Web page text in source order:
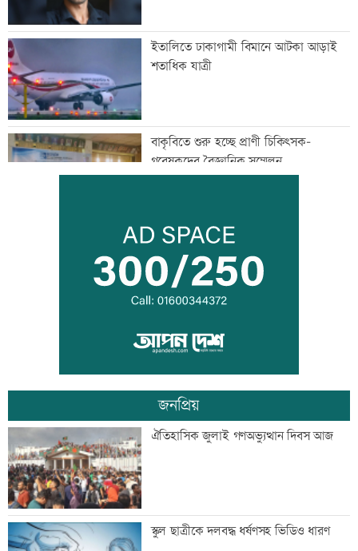
ইতালিতে ঢাকাগামী বিমানে আটকা আড়াই
শতাধিক যাত্রী
বাকৃবিতে শুরু হচ্ছে প্রাণী চিকিৎসক-
গবেষকদের বৈজ্ঞানিক সম্মেলন
বন্দরে বিস্ফোরণে একই পরিবারের ৩ জন দগ্ধ
পাঁচ আর্থিক প্রতিষ্ঠান বন্ধের অনুমোদন,
রোববার প্রশাসক নিয়োগ
ঢাকা-ময়মনসিংহ রেল যোগাযোগ স্বাভাবিক
সিঙ্গাপুর থেকে এক কার্গো এলএনজি কিনবে
সরকার
জনপ্রিয়
ঐতিহাসিক জুলাই গণঅভ্যুত্থান দিবস আজ
স্কুল ছাত্রীকে দলবদ্ধ ধর্ষণসহ ভিডিও ধারণ